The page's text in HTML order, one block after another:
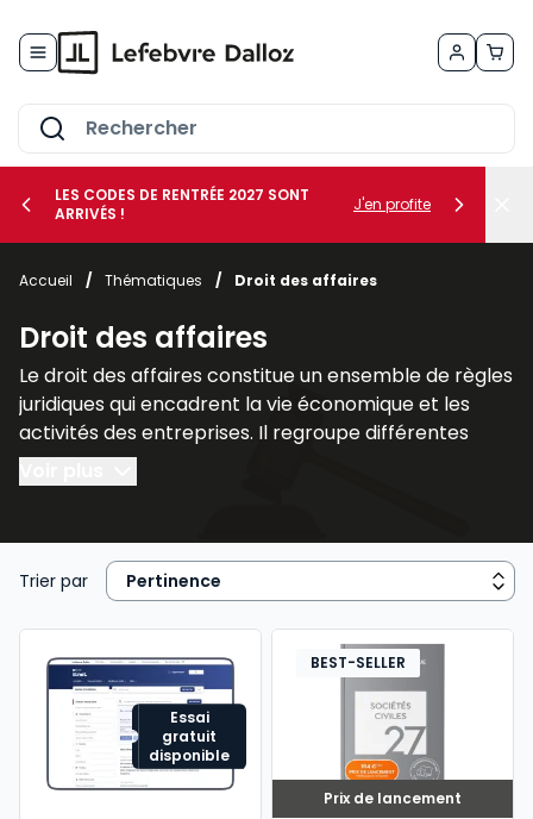
le sous-menu Vos métiers
le sous-menu Vos besoins
LES CODES DE RENTRÉE 2027 SONT
ARRIVÉS !
J'en profite
Accueil / Thématiques / Droit des affaires
Droit des affaires
Le droit des affaires constitue un ensemble de règles
juridiques qui encadrent la vie économique et les
activités des entreprises. Il regroupe différentes
branches du droit qui interviennent dans la création,
la gestion et la protection des sociétés ainsi que
concurrents. Cette discipline se situe au carrefour du
droit commercial, du droit des sociétés, du droit
fiscal et du droit social, et elle offre une vision
globale indispensable à la compréhension du monde
des affaires. Pour les étudiants, le droit des affaires
est une matière structurante qui permet de saisir les
interactions entre différentes spécialités juridiques.
Pour les praticiens et les dirigeants, il s’agit d’un outil
stratégique garantissant sécurité, efficacité et
développement économique. Les ouvrages Lefebvre
Trier par
Essai
gratuit
disponible
Prix de lancement
BEST-SELLER